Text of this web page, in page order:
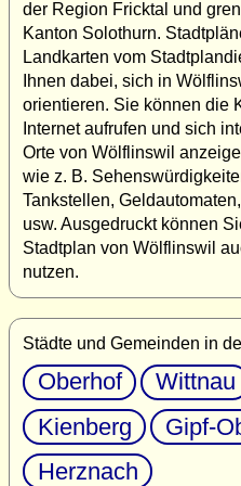
der Region Fricktal und
Kanton Solothurn.
Landkarten vom
Ihnen dabei, sich in
orientieren. Sie können die
Internet aufrufen und sich
Orte von Wölflinswil
wie z. B.
Tankstellen,
usw. Ausgedruckt können
Stadtplan von Wölflinswil
nutzen.
Städte und Gemeinden in
Oberhof
Wittnau
Kienberg
Gipf-
Herznach